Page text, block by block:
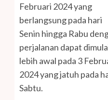
Februari 2024 yang
berlangsung pada hari
Senin hingga Rabu
perjalanan dapat
lebih awal pada 3
2024 yang jatuh pada
Sabtu.